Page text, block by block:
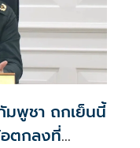
มพูชา ถกเย็นนี้
ตกลงที่